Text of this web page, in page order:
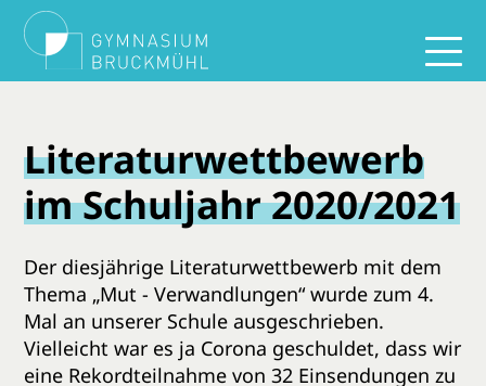
Literaturwettbewerb
im Schuljahr 2020/2021
Der diesjährige Literaturwettbewerb mit dem
Thema „Mut - Verwandlungen“ wurde zum 4.
Mal an unserer Schule ausgeschrieben.
Vielleicht war es ja Corona geschuldet, dass wir
eine Rekordteilnahme von 32 Einsendungen zu